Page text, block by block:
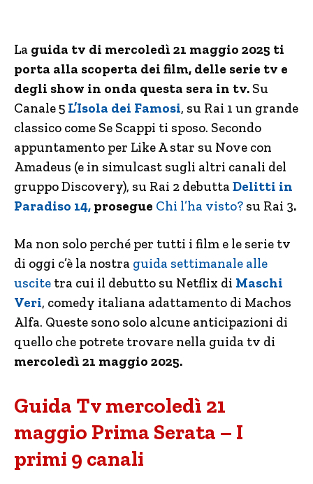
La guida tv di mercoledì 21 maggio 2025 ti
porta alla scoperta dei film, delle serie tv e
degli show in onda questa sera in tv. Su
Canale 5 L’Isola dei Famosi, su Rai 1 un grande
classico come Se Scappi ti sposo. Secondo
appuntamento per Like A star su Nove con
Amadeus (e in simulcast sugli altri canali del
gruppo Discovery), su Rai 2 debuttaDelitti in
Paradiso 14, prosegue Chi l’ha visto? su Rai 3.
Ma non solo perché per tutti i film e le serie tv
di oggi c’è la nostra guida settimanale alle
uscite tra cui il debutto su Netflix di Maschi
Veri, comedy italiana adattamento di Machos
Alfa. Queste sono solo alcune anticipazioni di
quello che potrete trovare nella guida tv di
mercoledì 21 maggio 2025.
Guida Tv mercoledì 21
maggio Prima Serata – I
primi 9 canali